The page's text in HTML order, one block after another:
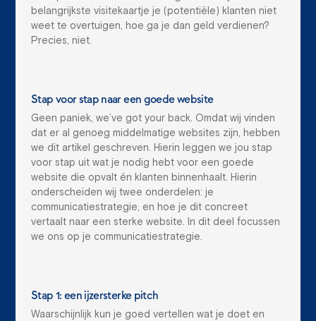
belangrijkste visitekaartje je (potentiële) klanten niet
weet te overtuigen, hoe ga je dan geld verdienen?
Precies, niet.
Stap voor stap naar een goede website
Geen paniek, we’ve got your back. Omdat wij vinden
dat er al genoeg middelmatige websites zijn, hebben
we dit artikel geschreven. Hierin leggen we jou stap
voor stap uit wat je nodig hebt voor een goede
website die opvalt én klanten binnenhaalt. Hierin
onderscheiden wij twee onderdelen: je
communicatiestrategie, en hoe je dit concreet
vertaalt naar een sterke website. In dit deel focussen
we ons op je communicatiestrategie.
Stap 1: een ijzersterke pitch
Waarschijnlijk kun je goed vertellen wat je doet en